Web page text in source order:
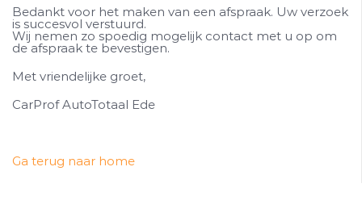
Bedankt voor het maken van een afspraak. Uw verzoek
is succesvol verstuurd.
Wij nemen zo spoedig mogelijk contact met u op om
de afspraak te bevestigen.
Met vriendelijke groet,
CarProf AutoTotaal Ede
Ga terug naar home